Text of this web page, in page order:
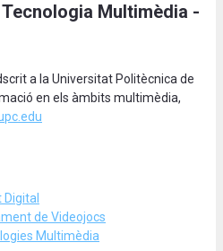
Multimèdia -
a la Universitat Politècnica de
en els àmbits multimèdia,
Digital
de Videojocs
Multimèdia